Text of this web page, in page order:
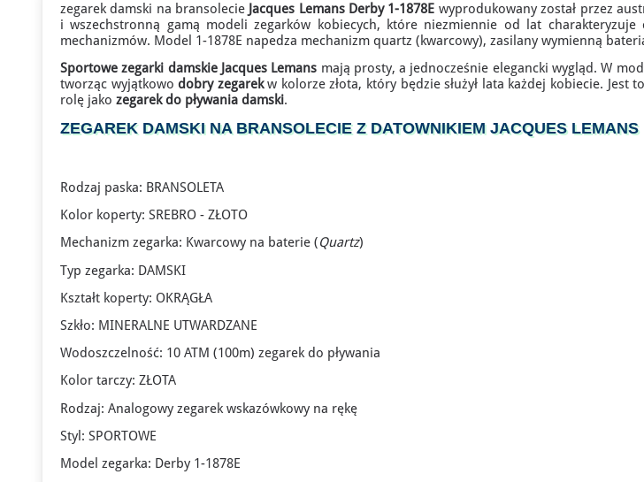
zegarek damski na bransolecie Jacques Lemans Derby 1-1878E wyprodukowany został przez
i wszechstronną gamą modelizegarków kobiecych, które niezmiennie od lat charakteryzuje
mechanizmów. Model 1-1878E napedza mechanizm quartz (kwarcowy), zasilany wymienną
Sportowe zegarki damskie Jacques Lemans mają prosty, a jednocześnie elegancki wygląd. W
tworząc wyjątkowodobry zegarekw kolorze złota, który będzie służył lata każdej kobiecie. Jest
rolę jako zegarek do pływania damski.
ZEGAREK DAMSKI NA BRANSOLECIE Z DATOWNIKIEM JACQUES LEMANS
Rodzaj paska: BRANSOLETA
Kolor koperty: SREBRO - ZŁOTO
Mechanizm zegarka: Kwarcowy na baterie (Quartz)
Typ zegarka: DAMSKI
Kształt koperty: OKRĄGŁA
Szkło: MINERALNE UTWARDZANE
Wodoszczelność: 10 ATM (100m) zegarek do pływania
Kolor tarczy: ZŁOTA
Rodzaj: Analogowy zegarek wskazówkowy na rękę
Styl: SPORTOWE
Model zegarka: Derby 1-1878E